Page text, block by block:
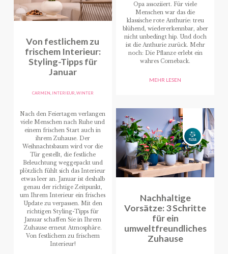
Von festlichem zu
frischem Interieur:
Styling-Tipps für
Januar
CARMEN INTERIEUR WINTER
Nach den Feiertagen verlangen
viele Menschen nach Ruhe und
einem frischen Start auch in
ihrem Zuhause. Der
Weihnachtsbaum wird vor die
Tür gestellt, die festliche
Beleuchtung weggepackt und
plötzlich fühlt sich das Interieur
etwas leer an. Januar ist deshalb
genau der richtige Zeitpunkt,
um Ihrem Interieur ein frisches
Update zu verpassen. Mit den
richtigen Styling-Tipps für
Januar schaffen Sie in Ihrem
Zuhause erneut Atmosphäre.
Von festlichem zu frischem
Interieur!
Opa assoziiert. Für viele
Menschen war das die
klassische rote Anthurie: treu
blühend, wiedererkennbar, aber
nicht unbedingt hip. Und doch
ist die Anthurie zurück. Mehr
noch: Die Pflanze erlebt ein
wahres Comeback.
MEHR LESEN
Nachhaltige
Vorsätze: 3 Schritte
für ein
umweltfreundliches
Zuhause